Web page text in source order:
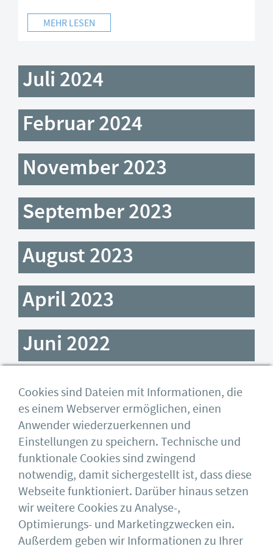
MEHR LESEN
Juli 2024
Februar 2024
November 2023
September 2023
August 2023
April 2023
Juni 2022
Mai 2022
März 2022
Dezember 2021
Januar 2020
Cookies sind Dateien mit Informationen, die
es einem Webserver ermöglichen, einen
Anwender wiederzuerkennen und
Einstellungen zu speichern. Technische und
funktionale Cookies sind zwingend
notwendig, damit sichergestellt ist, dass diese
Webseite funktioniert. Darüber hinaus setzen
wir weitere Cookies zu Analyse-,
Optimierungs- und Marketingzwecken ein.
Außerdem geben wir Informationen zu Ihrer